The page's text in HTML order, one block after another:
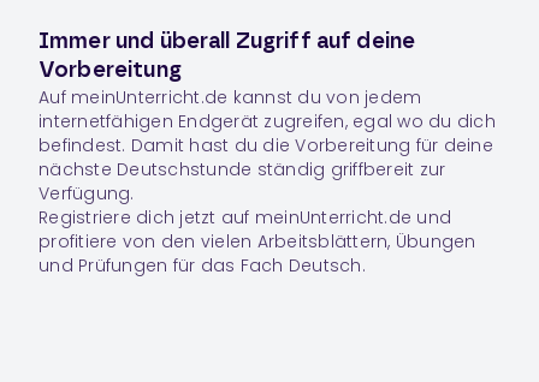
Immer und überall Zugriff auf deine
Vorbereitung
Auf meinUnterricht.de kannst du von jedem
internetfähigen Endgerät zugreifen, egal wo du dich
befindest. Damit hast du die Vorbereitung für deine
nächste Deutschstunde ständig griffbereit zur
Verfügung.
Registriere dich jetzt auf meinUnterricht.de und
profitiere von den vielen Arbeitsblättern, Übungen
und Prüfungen für das Fach Deutsch.